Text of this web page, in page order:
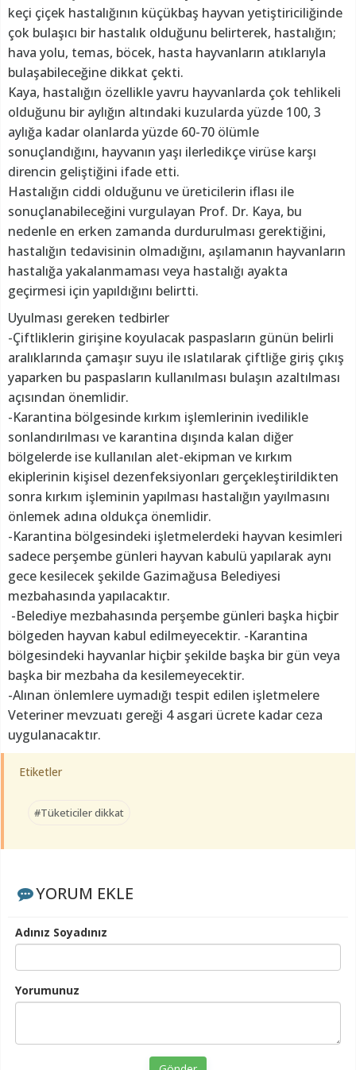
keçi çiçek hastalığının küçükbaş hayvan yetiştiriciliğinde
çok bulaşıcı bir hastalık olduğunu belirterek, hastalığın;
hava yolu, temas, böcek, hasta hayvanların atıklarıyla
bulaşabileceğine dikkat çekti.
Kaya, hastalığın özellikle yavru hayvanlarda çok tehlikeli
olduğunu bir aylığın altındaki kuzularda yüzde 100, 3
aylığa kadar olanlarda yüzde 60-70 ölümle
sonuçlandığını, hayvanın yaşı ilerledikçe virüse karşı
direncin geliştiğini ifade etti.
Hastalığın ciddi olduğunu ve üreticilerin iflası ile
sonuçlanabileceğini vurgulayan Prof. Dr. Kaya, bu
nedenle en erken zamanda durdurulması gerektiğini,
hastalığın tedavisinin olmadığını, aşılamanın hayvanların
hastalığa yakalanmaması veya hastalığı ayakta
geçirmesi için yapıldığını belirtti.
Uyulması gereken tedbirler
-Çiftliklerin girişine koyulacak paspasların günün belirli
aralıklarında çamaşır suyu ile ıslatılarak çiftliğe giriş çıkış
yaparken bu paspasların kullanılması bulaşın azaltılması
açısından önemlidir.
-Karantina bölgesinde kırkım işlemlerinin ivedilikle
sonlandırılması ve karantina dışında kalan diğer
bölgelerde ise kullanılan alet-ekipman ve kırkım
ekiplerinin kişisel dezenfeksiyonları gerçekleştirildikten
sonra kırkım işleminin yapılması hastalığın yayılmasını
önlemek adına oldukça önemlidir.
-Karantina bölgesindeki işletmelerdeki hayvan kesimleri
sadece perşembe günleri hayvan kabulü yapılarak aynı
gece kesilecek şekilde Gazimağusa Belediyesi
mezbahasında yapılacaktır.
-Belediye mezbahasında perşembe günleri başka hiçbir
bölgeden hayvan kabul edilmeyecektir. -Karantina
bölgesindeki hayvanlar hiçbir şekilde başka bir gün veya
başka bir mezbaha da kesilemeyecektir.
-Alınan önlemlere uymadığı tespit edilen işletmelere
Veteriner mevzuatı gereği 4 asgari ücrete kadar ceza
uygulanacaktır.
Etiketler
#Tüketiciler dikkat
YORUM EKLE
Adınız Soyadınız
Yorumunuz